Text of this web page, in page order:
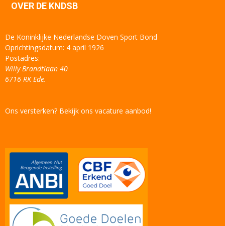
OVER DE KNDSB
De Koninklijke Nederlandse Doven Sport Bond
Oprichtingsdatum: 4 april 1926
Postadres:
Willy Brandtlaan 40
6716 RK Ede.
Ons versterken? Bekijk ons vacature aanbod!